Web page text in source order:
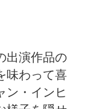
出演作品の
味わって喜
ン・インヒ